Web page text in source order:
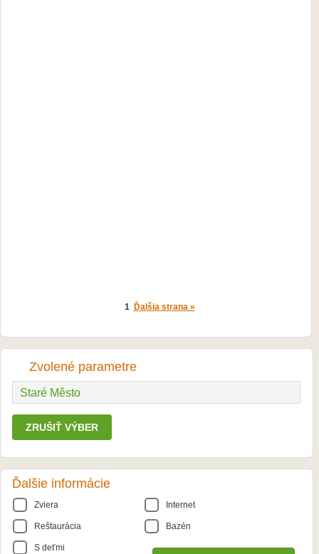
1 Ďalšia strana »
Zvolené parametre
Staré Město
ZRUŠIŤ VÝBER
Ďalšie informácie
Zviera Internet
Reštaurácia Bazén
S deťmi